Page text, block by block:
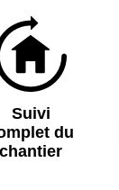
Suivi
du
chantier